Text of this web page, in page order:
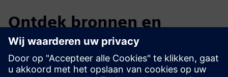
Ontdek bronnen en
gerelateerde producten